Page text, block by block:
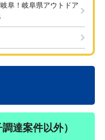
阜！岐阜県アウトドア
達案件以外）